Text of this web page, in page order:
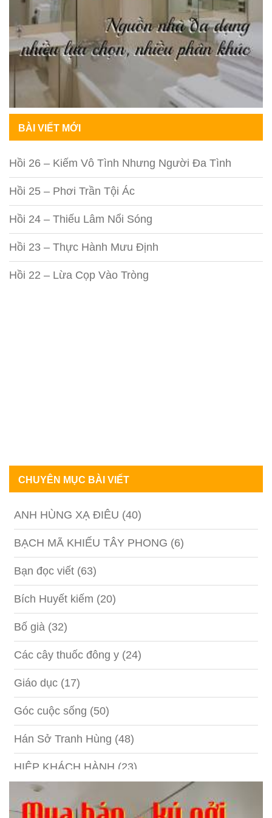
BÀI VIẾT MỚI
Hồi 26 – Kiếm Vô Tình Nhưng Người Đa Tình
Hồi 25 – Phơi Trần Tội Ác
Hồi 24 – Thiếu Lâm Nổi Sóng
Hồi 23 – Thực Hành Mưu Định
Hồi 22 – Lừa Cọp Vào Tròng
CHUYÊN MỤC BÀI VIẾT
ANH HÙNG XẠ ĐIÊU (40)
BẠCH MÃ KHIẾU TÂY PHONG (6)
Bạn đọc viết (63)
Bích Huyết kiếm (20)
Bố già (32)
Các cây thuốc đông y (24)
Giáo dục (17)
Góc cuộc sống (50)
Hán Sở Tranh Hùng (48)
HIỆP KHÁCH HÀNH (23)
Hồng lâu mộng